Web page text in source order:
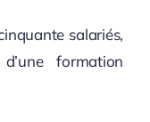
salariés,
formation